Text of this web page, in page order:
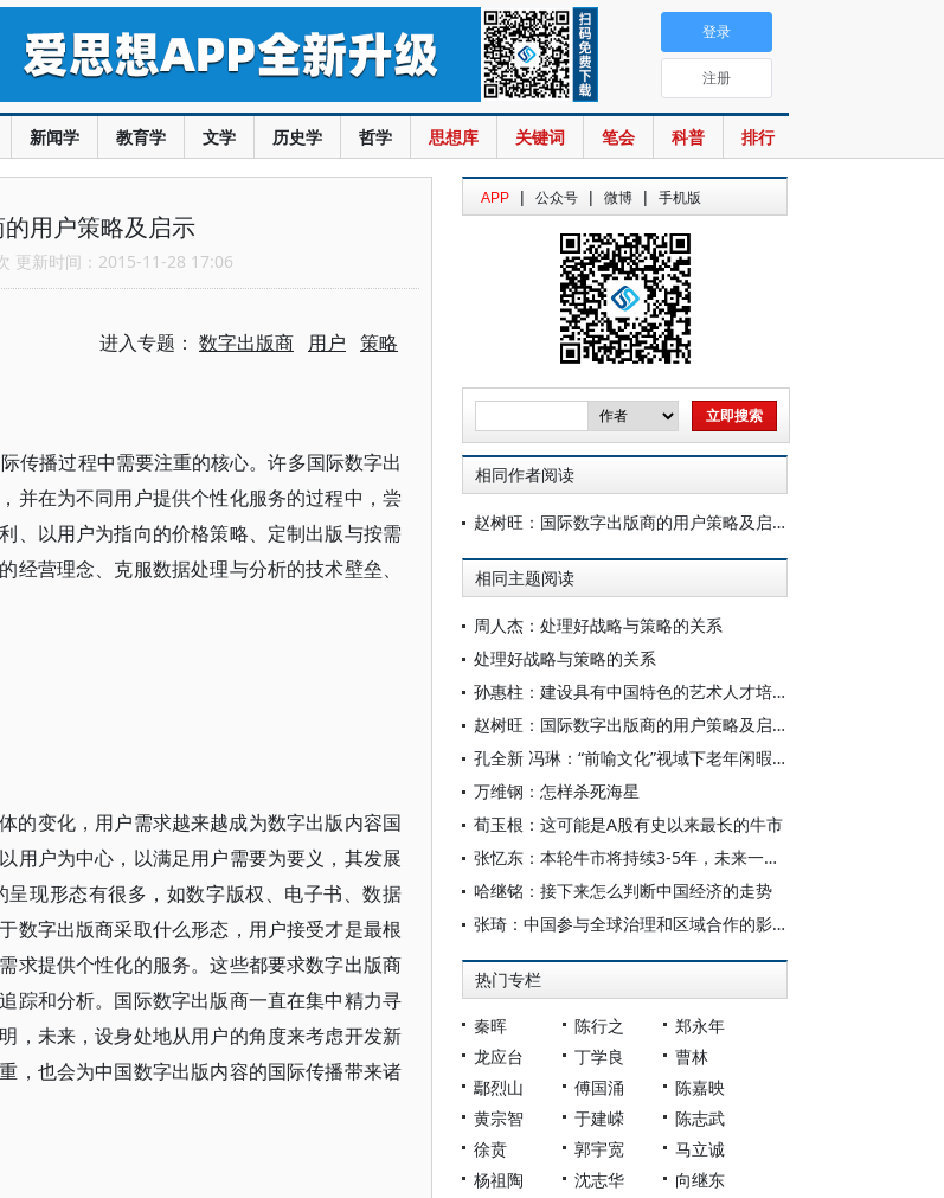
新闻学 教育学 文学 历史学 哲学 思想库 关键词 笔会 科普 排行
登录
注册
用户策略及启示
更新时间：2015-11-28 17:06
进入专题： 数字出版商 用户 策略
传播过程中需要注重的核心。许多国际数字出
并在为不同用户提供个性化服务的过程中，尝
、以用户为指向的价格策略、定制出版与按需
营理念、克服数据处理与分析的技术壁垒、
的变化，用户需求越来越成为数字出版内容国
用户为中心，以满足用户需要为要义，其发展
现形态有很多，如数字版权、电子书、数据
数字出版商采取什么形态，用户接受才是最根
求提供个性化的服务。这些都要求数字出版商
踪和分析。国际数字出版商一直在集中精力寻
，未来，设身处地从用户的角度来考虑开发新
，也会为中国数字出版内容的国际传播带来诸
APP | 公众号 | 微博 | 手机版
相同作者阅读
赵树旺：国际数字出版商的用户策略及启示
相同主题阅读
周人杰：处理好战略与策略的关系
处理好战略与策略的关系
孙惠柱：建设具有中国特色的艺术人才培养国家体系
赵树旺：国际数字出版商的用户策略及启示
孔全新 冯琳：“前喻文化”视域下老年闲暇教育发展研究
万维钢：怎样杀死海星
荀玉根：这可能是A股有史以来最长的牛市
张忆东：本轮牛市将持续3-5年，未来一个月是最高潮！
哈继铭：接下来怎么判断中国经济的走势
张琦：中国参与全球治理和区域合作的影响及策略研究
热门专栏
秦晖 陈行之
郑永年
龙应台
丁学良
曹林
鄢烈山
傅国涌
陈嘉映
黄宗智
于建嵘
陈志武
徐贲
郭宇宽
马立诚
杨祖陶
沈志华
向继东